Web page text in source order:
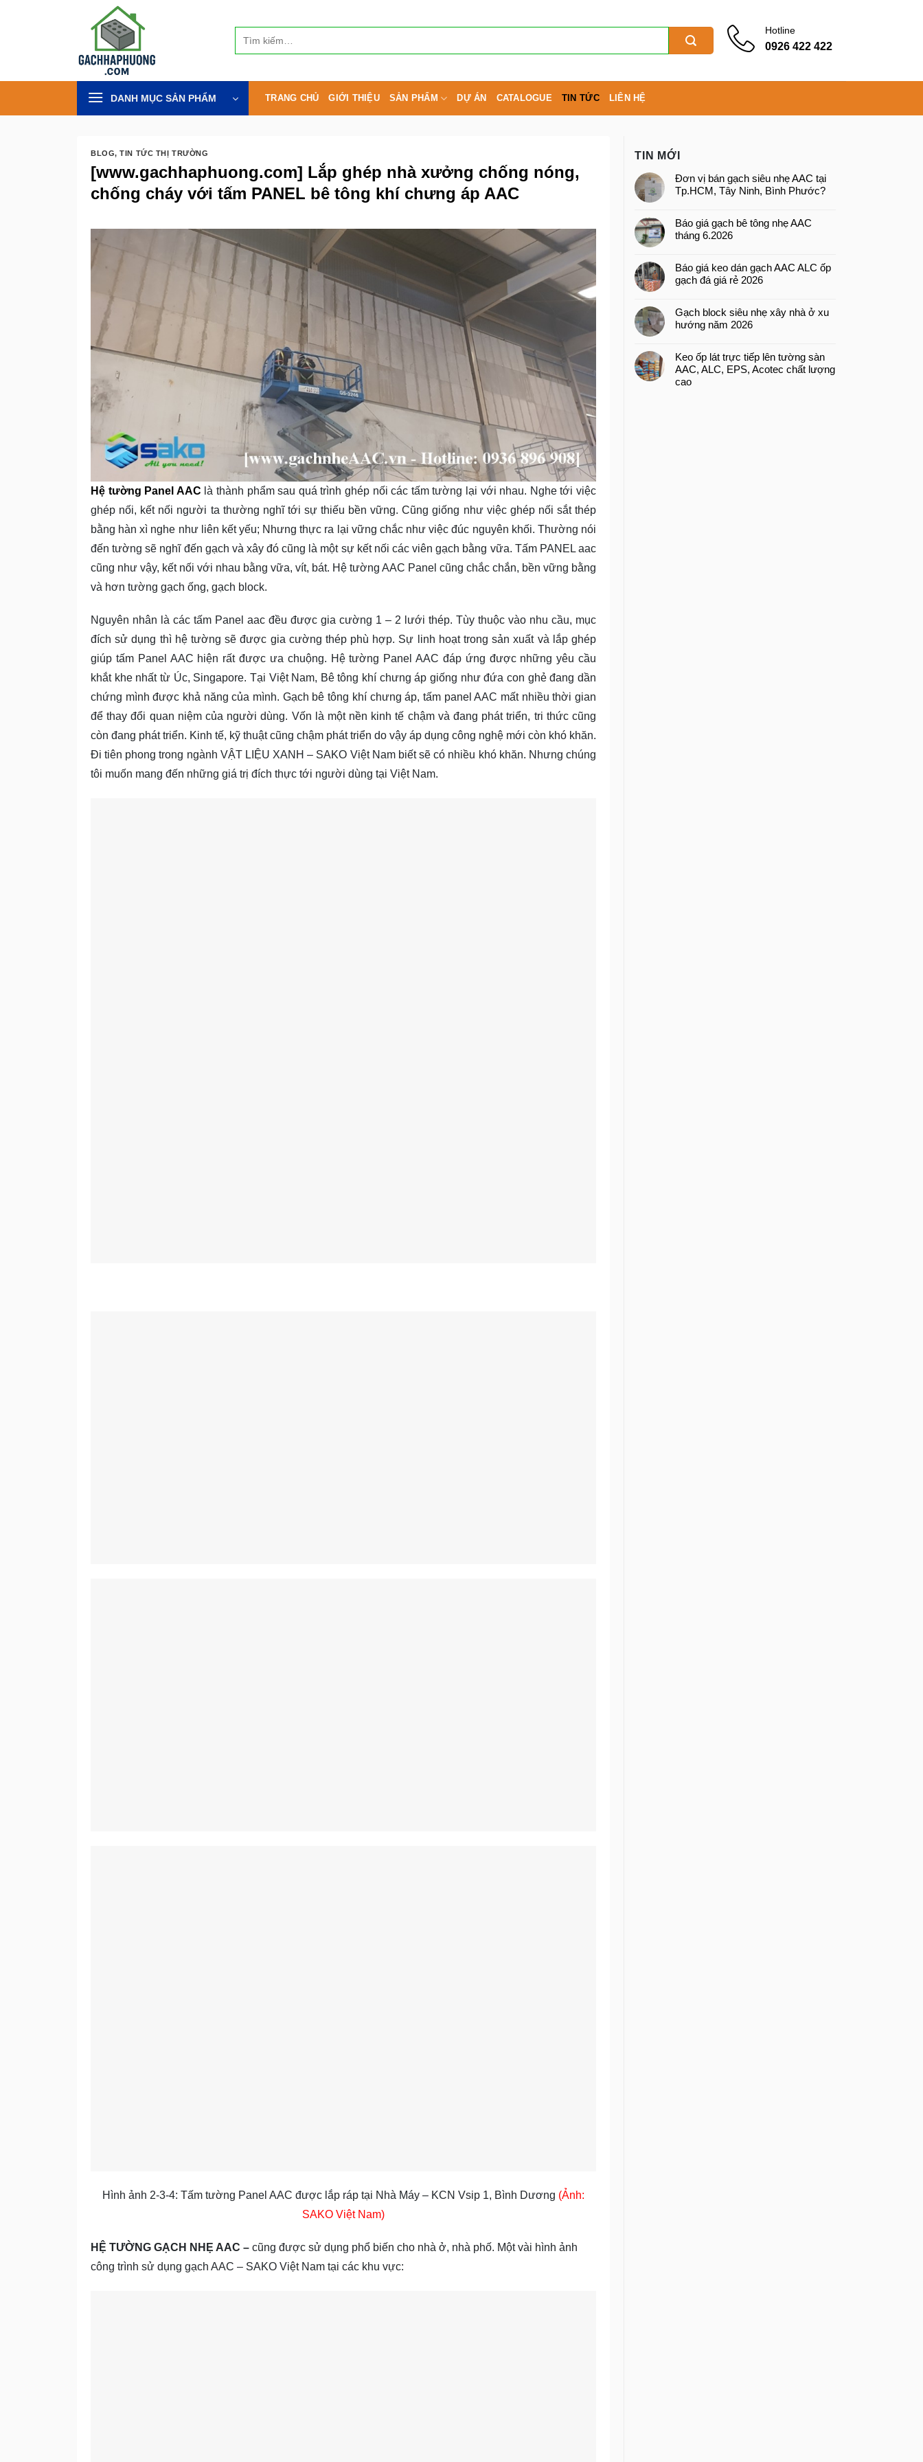
Hotline
0926 422 422
DANH MỤC SẢN PHẨM TRANG CHỦ GIỚI THIỆU SẢN PHẨM DỰ ÁN CATALOGUE TIN TỨC LIÊN HỆ
BLOG,TIN TỨC THỊ TRƯỜNG
[www.gachhaphuong.com] Lắp ghép nhà xưởng chống nóng,
chống cháy với tấm PANEL bê tông khí chưng áp AAC
Hệ tường Panel AAC là thành phẩm sau quá trình ghép nối các tấm tường lại với nhau. Nghe tới việc
ghép nối, kết nối người ta thường nghĩ tới sự thiếu bền vững. Cũng giống như việc ghép nối sắt thép
bằng hàn xì nghe như liên kết yếu; Nhưng thực ra lại vững chắc như việc đúc nguyên khối. Thường nói
đến tường sẽ nghĩ đến gạch và xây đó cũng là một sự kết nối các viên gạch bằng vữa. Tấm PANEL aac
cũng như vậy, kết nối với nhau bằng vữa, vít, bát. Hệ tường AAC Panel cũng chắc chắn, bền vững bằng
và hơn tường gạch ống, gạch block.
Nguyên nhân là các tấm Panel aac đều được gia cường 1 – 2 lưới thép. Tùy thuộc vào nhu cầu, mục
đích sử dụng thì hệ tường sẽ được gia cường thép phù hợp. Sự linh hoạt trong sản xuất và lắp ghép
giúp tấm Panel AAC hiện rất được ưa chuộng. Hệ tường Panel AAC đáp ứng được những yêu cầu
khắt khe nhất từ Úc, Singapore. Tại Việt Nam, Bê tông khí chưng áp giống như đứa con ghẻ đang dần
chứng mình được khả năng của mình. Gạch bê tông khí chưng áp, tấm panel AAC mất nhiều thời gian
để thay đổi quan niệm của người dùng. Vốn là một nền kinh tế chậm và đang phát triển, tri thức cũng
còn đang phát triển. Kinh tế, kỹ thuật cũng chậm phát triển do vậy áp dụng công nghệ mới còn khó khăn.
Đi tiên phong trong ngành VẬT LIỆU XANH – SAKO Việt Nam biết sẽ có nhiều khó khăn. Nhưng chúng
tôi muốn mang đến những giá trị đích thực tới người dùng tại Việt Nam.
Hình ảnh 2-3-4: Tấm tường Panel AAC được lắp ráp tại Nhà Máy – KCN Vsip 1, Bình Dương (Ảnh:
SAKO Việt Nam)
HỆ TƯỜNG GẠCH NHẸ AAC – cũng được sử dụng phổ biến cho nhà ở, nhà phố. Một vài hình ảnh
công trình sử dụng gạch AAC – SAKO Việt Nam tại các khu vực:
TIN MỚI
Đơn vị bán gạch siêu nhẹ AAC tại
Tp.HCM, Tây Ninh, Bình Phước?
Báo giá gạch bê tông nhẹ AAC
tháng 6.2026
Báo giá keo dán gạch AAC ALC ốp
gạch đá giá rẻ 2026
Gạch block siêu nhẹ xây nhà ở xu
hướng năm 2026
Keo ốp lát trực tiếp lên tường sàn
AAC, ALC, EPS, Acotec chất lượng
cao